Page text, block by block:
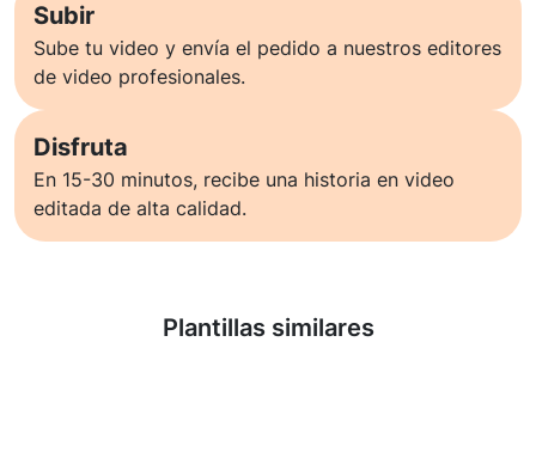
Subir
Sube tu video y envía el pedido a nuestros editores
de video profesionales.
Disfruta
En 15-30 minutos, recibe una historia en video
editada de alta calidad.
Plantillas similares
Saber más